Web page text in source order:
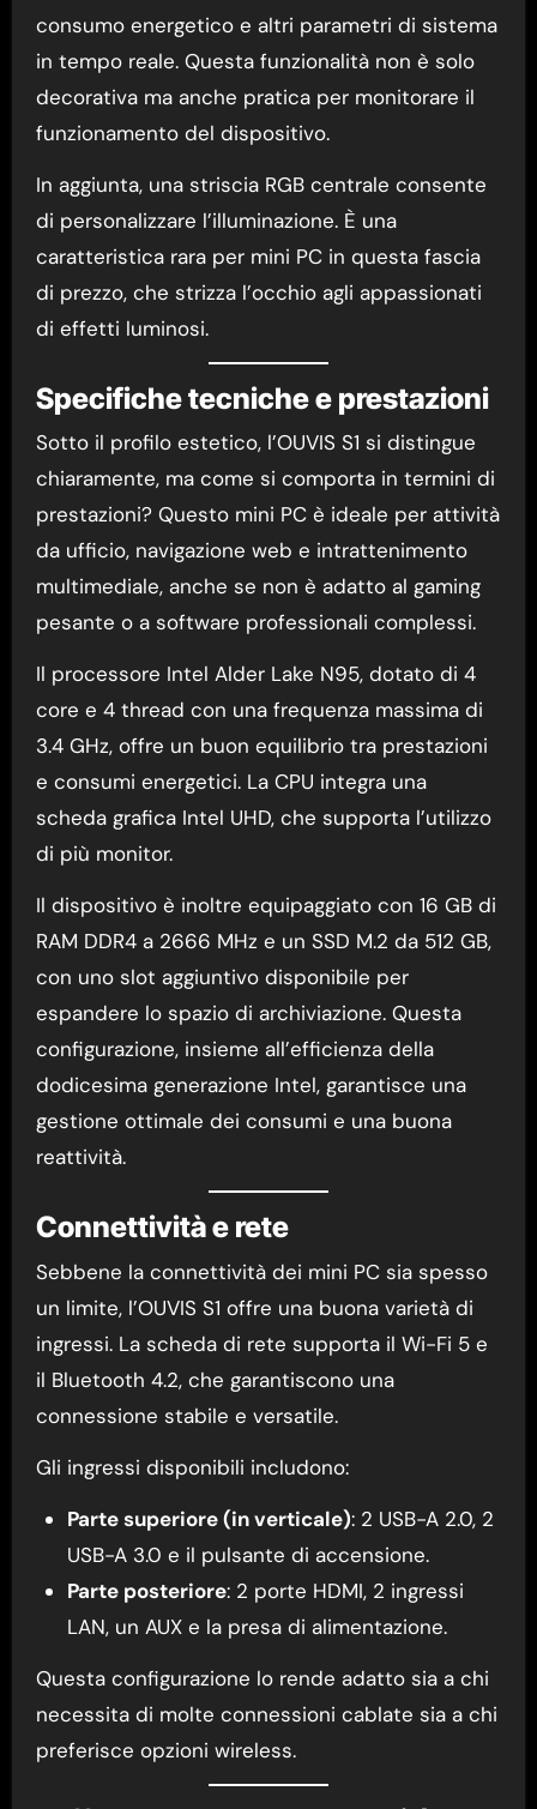
consumo energetico e altri parametri di sistema
in tempo reale. Questa funzionalità non è solo
decorativa ma anche pratica per monitorare il
funzionamento del dispositivo.
In aggiunta, una striscia RGB centrale consente
di personalizzare l’illuminazione. È una
caratteristica rara per mini PC in questa fascia
di prezzo, che strizza l’occhio agli appassionati
di effetti luminosi.
Specifiche tecniche e prestazioni
Sotto il profilo estetico, l’OUVIS S1 si distingue
chiaramente, ma come si comporta in termini di
prestazioni? Questo mini PC è ideale per attività
da ufficio, navigazione web e intrattenimento
multimediale, anche se non è adatto al gaming
pesante o a software professionali complessi.
Il processore Intel Alder Lake N95, dotato di 4
core e 4 thread con una frequenza massima di
3.4 GHz, offre un buon equilibrio tra prestazioni
e consumi energetici. La CPU integra una
scheda grafica Intel UHD, che supporta l’utilizzo
di più monitor.
Il dispositivo è inoltre equipaggiato con 16 GB di
RAM DDR4 a 2666 MHz e un SSD M.2 da 512 GB,
con uno slot aggiuntivo disponibile per
espandere lo spazio di archiviazione. Questa
configurazione, insieme all’efficienza della
dodicesima generazione Intel, garantisce una
gestione ottimale dei consumi e una buona
reattività.
Connettività e rete
Sebbene la connettività dei mini PC sia spesso
un limite, l’OUVIS S1 offre una buona varietà di
ingressi. La scheda di rete supporta il Wi-Fi 5 e
il Bluetooth 4.2, che garantiscono una
connessione stabile e versatile.
Gli ingressi disponibili includono:
Parte superiore (in verticale): 2 USB-A 2.0, 2
USB-A 3.0 e il pulsante di accensione.
Parte posteriore: 2 porte HDMI, 2 ingressi
LAN, un AUX e la presa di alimentazione.
Questa configurazione lo rende adatto sia a chi
necessita di molte connessioni cablate sia a chi
preferisce opzioni wireless.